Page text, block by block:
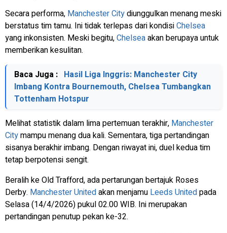
Secara performa, Manchester Citydiunggulkan menang meski
berstatus tim tamu. Ini tidak terlepas dari kondisiChelsea
yang inkonsisten. Meski begitu,Chelseaakan berupaya untuk
memberikan kesulitan.
Baca Juga : Hasil Liga Inggris: Manchester City
Imbang Kontra Bournemouth, Chelsea Tumbangkan
Tottenham Hotspur
Melihat statistik dalam lima pertemuan terakhir, Manchester
Citymampu menang dua kali. Sementara, tiga pertandingan
sisanya berakhir imbang. Dengan riwayat ini, duel kedua tim
tetap berpotensi sengit.
Beralih ke Old Trafford, ada pertarungan bertajuk Roses
Derby. Manchester Unitedakan menjamu Leeds Unitedpada
Selasa (14/4/2026) pukul 02.00 WIB. Ini merupakan
pertandingan penutup pekan ke-32.